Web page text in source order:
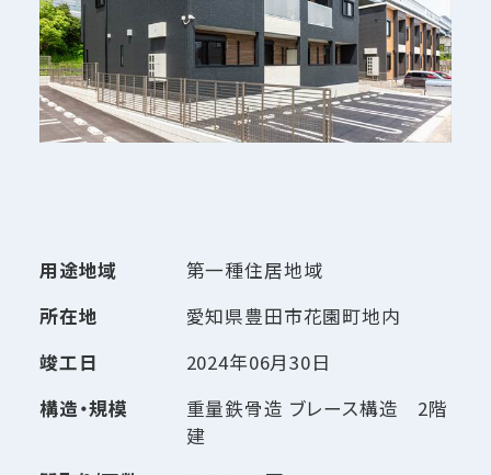
用途地域
第一種住居地域
所在地
愛知県豊田市花園町地内
竣工日
2024年06月30日
構造・規模
重量鉄骨造 ブレース構造 2階
建